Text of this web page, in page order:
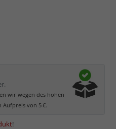
wir wegen des hohen
Aufpreis von 5 €.
!